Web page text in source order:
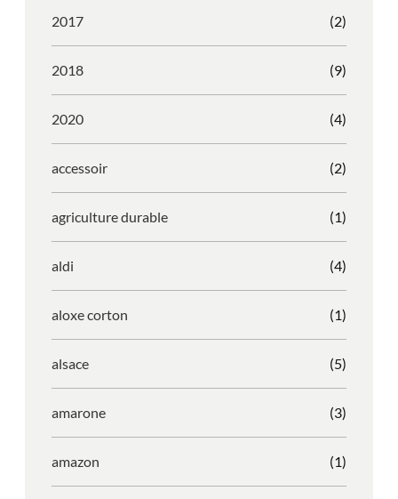
2017 (2)
2018 (9)
2020 (4)
accessoir (2)
agriculture durable (1)
aldi (4)
aloxe corton (1)
alsace (5)
amarone (3)
amazon (1)